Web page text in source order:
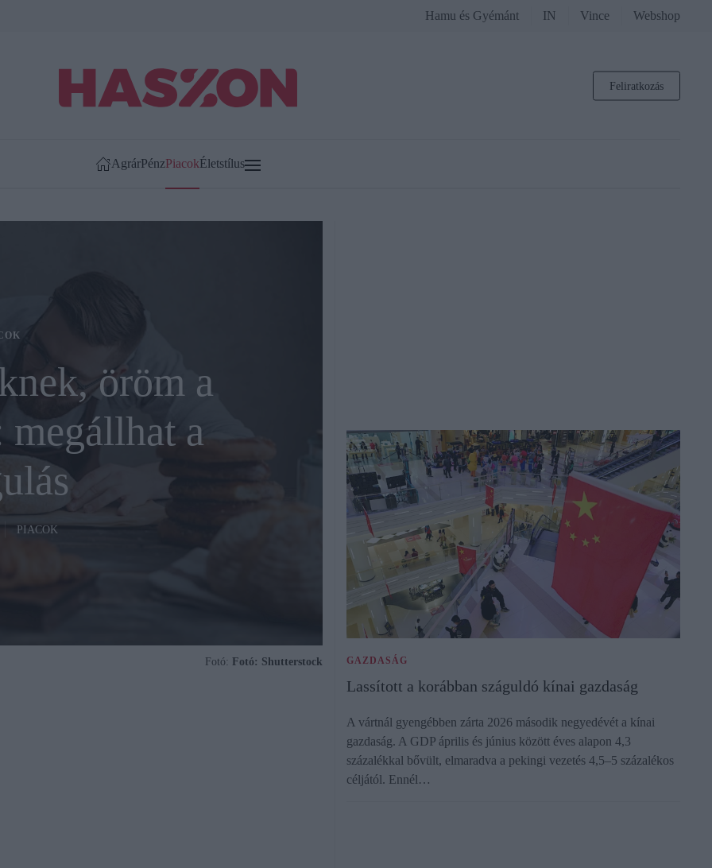
Hamu és Gyémánt IN Vince Webshop
Feliratkozás
AgrárPénzPiacokÉletstílus
öröm a
a
PIACOK
Fotó: Fotó: Shutterstock GAZDASÁG
Lassított a korábban száguldó kínai gazdaság
A vártnál gyengébben zárta 2026 második negyedévét a kínai
gazdaság. A GDP április és június között éves alapon 4,3
százalékkal bővült, elmaradva a pekingi vezetés 4,5–5 százalékos
céljától. Ennél…